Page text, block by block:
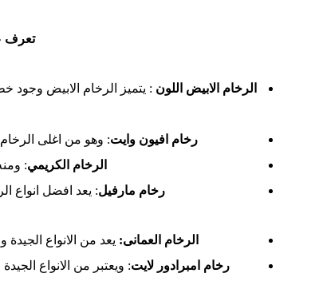
تعرف
الرخام الابيض اللون : يتميز الرخام الابيض وجود
رخام افيون وايت: وهو من اغلى الرخام
الرخام الكريمي:
رخام مارفيل: يعد افضل انواع
الرخام العمانى: يعد من الانواع
رخام امبرادور لايت: ويعتبر من الانواع